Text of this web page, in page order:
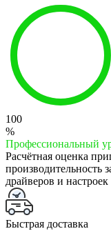
100
%
Профессиональный
Расчётная оценка
производительность
драйверов и
Быстрая доставка